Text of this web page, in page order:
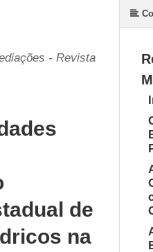
- Revista
de
na